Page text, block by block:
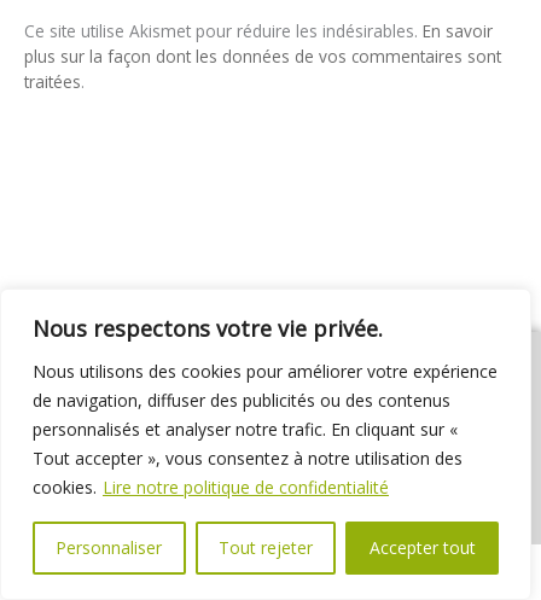
Nous respectons votre vie privée.
Nous utilisons des cookies pour améliorer votre expérience
de navigation, diffuser des publicités ou des contenus
personnalisés et analyser notre trafic. En cliquant sur «
Tout accepter », vous consentez à notre utilisation des
cookies. Lire notre politique de confidentialité
Personnaliser Tout rejeter Accepter tout
Ce site utilise Akismet pour réduire les indésirables. En savoir
plus sur la façon dont les données de vos commentaires sont
traitées.
01 69 31 72 10 01 69 31 37 31
Nous contacter
Espace élus
Marchés publics Délibérations